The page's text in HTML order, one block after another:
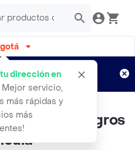
dirección en
Mejor servicio,
más rápidas y
más
semanas
Aplican TyC
Negros